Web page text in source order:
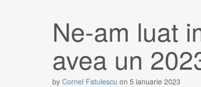
Ne-am luat
avea un
by Cornel Fatulescu on 5 ianuarie 2023